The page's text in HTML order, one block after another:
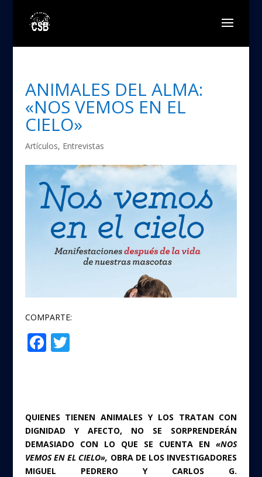
ANIMALES DEL ALMA:
«NOS VEMOS EN EL
CIELO»
Artículos, Entrevistas
COMPARTE:
F
o
o
k
T
QUIENES TIENEN ANIMALES Y LOS TRATAN CON
DIGNIDAD Y AFECTO, NO SE SORPRENDERÁN
DEMASIADO CON LO QUE SE CUENTA EN«NOS
VEMOS EN EL CIELO», OBRA DE LOS INVESTIGADORES
MIGUEL PEDRERO Y CARLOS G.